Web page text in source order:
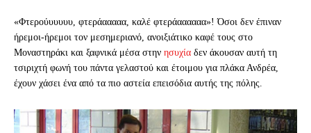
«Φτερούυυυυυ, φτεράααααα, καλέ φτεράαααααα»! Όσοι δεν έπιναν
ήρεμοι-ήρεμοι τον μεσημεριανό, ανοιξιάτικο καφέ τους στο
Μοναστηράκι και ξαφνικά μέσα στην ησυχία δεν άκουσαν αυτή τη
τσιριχτή φωνή του πάντα γελαστού και έτοιμου για πλάκα Ανδρέα,
έχουν χάσει ένα από τα πιο αστεία επεισόδια αυτής της πόλης.